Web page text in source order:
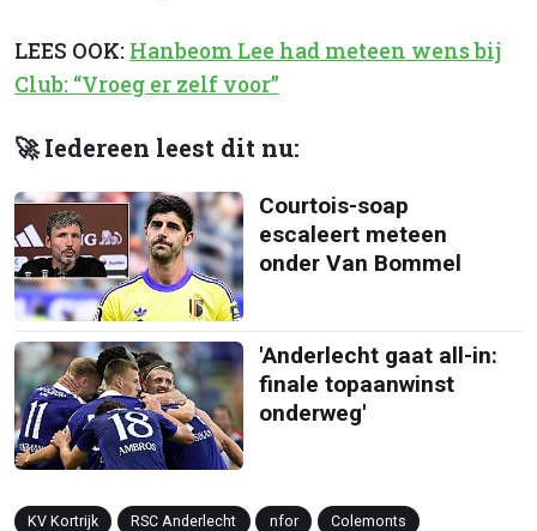
LEES OOK: Hanbeom Lee had meteen wens bij
Club: “Vroeg er zelf voor”
🚀 Iedereen leest dit nu:
Courtois-soap
escaleert meteen
onder Van Bommel
'Anderlecht gaat all-in:
finale topaanwinst
onderweg'
KV Kortrijk RSC Anderlecht nfor Colemonts